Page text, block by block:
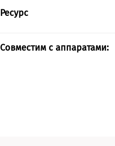
Ресурс
Совместим с аппаратами: